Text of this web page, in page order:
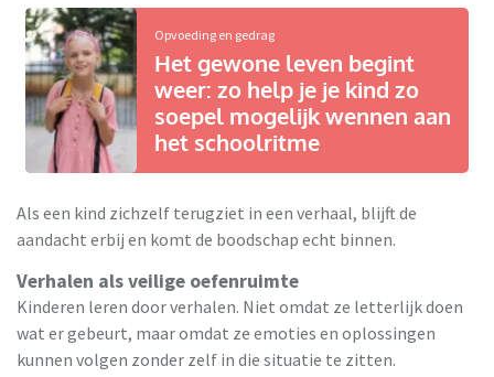
Opvoeding en gedrag
Het gewone leven begint
weer: zo help je je kind zo
soepel mogelijk wennen aan
het schoolritme
Als een kind zichzelf terugziet in een verhaal, blijft de
aandacht erbij en komt de boodschap echt binnen.
Verhalen als veilige oefenruimte
Kinderen leren door verhalen. Niet omdat ze letterlijk doen
wat er gebeurt, maar omdat ze emoties en oplossingen
kunnen volgen zonder zelf in die situatie te zitten.